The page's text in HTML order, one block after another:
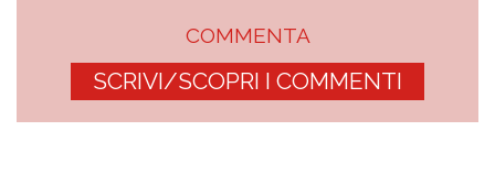
COMMENTA
SCRIVI/SCOPRI I COMMENTI